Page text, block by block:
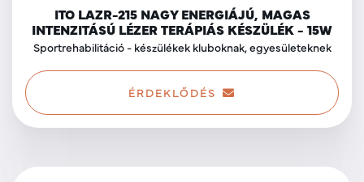
ITO LAZR-215 NAGY ENERGIÁJÚ, MAGAS
INTENZITÁSÚ LÉZER TERÁPIÁS KÉSZÜLÉK - 15W
Sportrehabilitáció - készülékek kluboknak, egyesületeknek
ÉRDEKLŐDÉS